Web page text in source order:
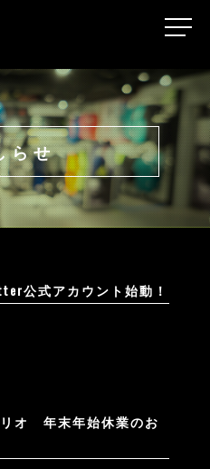
らせ
公式アカウント始動！
リオ 年末年始休業のお